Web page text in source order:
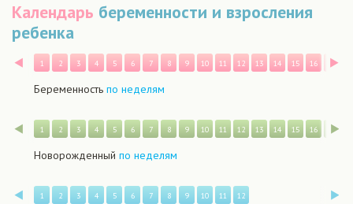
Календарь беременности и взросления
ребенка
Назад
1 2 3 4 5 6 7 8 9 10 11 12 13 14 15 16 17
Беременность по неделям
Назад
1 2 3 4 5 6 7 8 9 10 11 12 13 14 15 16 17
Новорожденный по неделям
Назад
1 2 3 4 5 6 7 8 9 10 11 12